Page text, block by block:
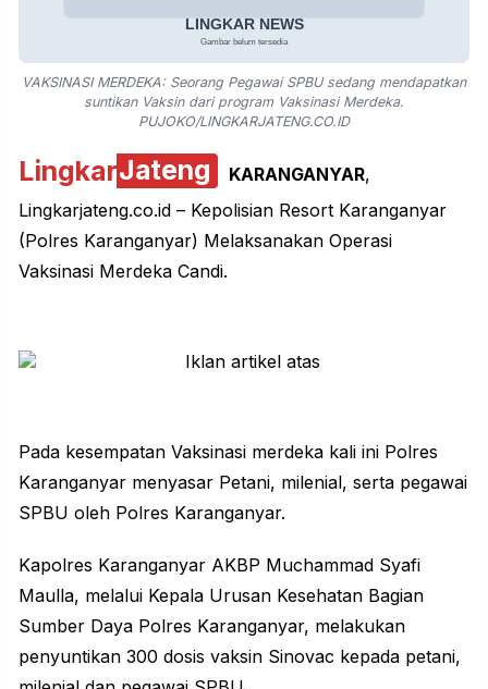
VAKSINASI MERDEKA: Seorang Pegawai SPBU sedang mendapatkan
suntikan Vaksin dari program Vaksinasi Merdeka.
PUJOKO/LINGKARJATENG.CO.ID
LingkarJateng KARANGANYAR,
Lingkarjateng.co.id – Kepolisian Resort Karanganyar
(Polres Karanganyar) Melaksanakan Operasi
Vaksinasi Merdeka Candi.
Pada kesempatan Vaksinasi merdeka kali ini Polres
Karanganyar menyasar Petani, milenial, serta pegawai
SPBU oleh Polres Karanganyar.
Kapolres Karanganyar AKBP Muchammad Syafi
Maulla, melalui Kepala Urusan Kesehatan Bagian
Sumber Daya Polres Karanganyar, melakukan
penyuntikan 300 dosis vaksin Sinovac kepada petani,